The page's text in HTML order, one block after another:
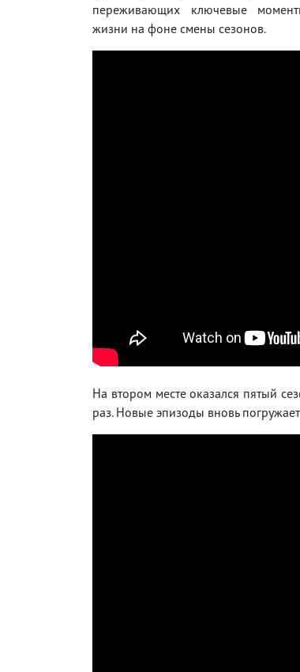
переживающих ключевые
жизни на фоне смены сезонов.
На втором месте оказался пятый
раз. Новые эпизоды вновь